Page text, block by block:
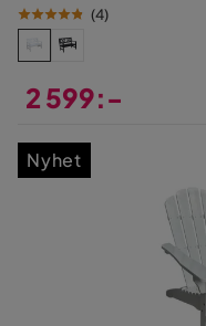
(4)
2 599:-
Nyhet